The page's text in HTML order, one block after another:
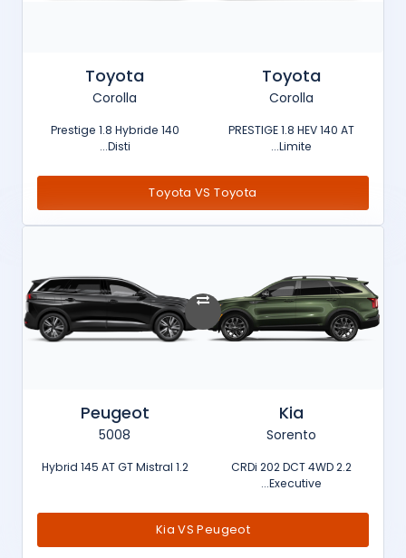
Toyota
Corolla
PRESTIGE 1.8 HEV 140 AT
Limite...
Toyota
Corolla
Prestige 1.8 Hybride 140
Disti...
Toyota VS Toyota
Kia
Sorento
2.2 CRDi 202 DCT 4WD
Executive...
Peugeot
5008
1.2 Hybrid 145 AT GT Mistral
Kia VS Peugeot